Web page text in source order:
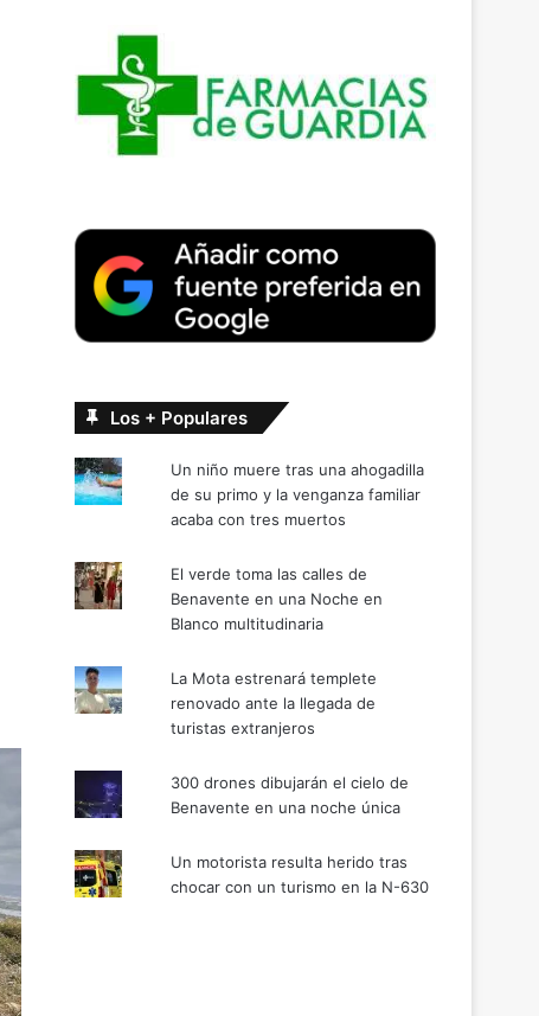
Los + Populares
Un niño muere tras una ahogadilla
de su primo y la venganza familiar
acaba con tres muertos
El verde toma las calles de
Benavente en una Noche en
Blanco multitudinaria
La Mota estrenará templete
renovado ante la llegada de
turistas extranjeros
300 drones dibujarán el cielo de
Benavente en una noche única
Un motorista resulta herido tras
chocar con un turismo en la N-630